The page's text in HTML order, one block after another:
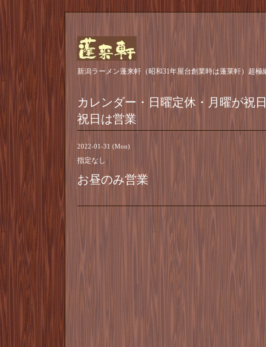
新潟ラーメン蓬来軒（昭和31年屋台創業時は蓬莱軒）超
カレンダー・日曜定休・月曜が祝
祝日は営業
2022-01-31 (Mon)
指定なし
お昼のみ営業